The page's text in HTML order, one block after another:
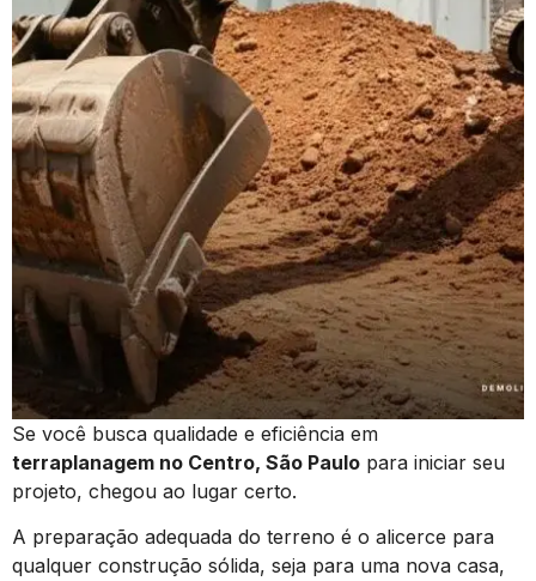
Se você busca qualidade e eficiência em
terraplanagem no Centro, São Paulo para iniciar seu
projeto, chegou ao lugar certo.
A preparação adequada do terreno é o alicerce para
qualquer construção sólida, seja para uma nova casa,